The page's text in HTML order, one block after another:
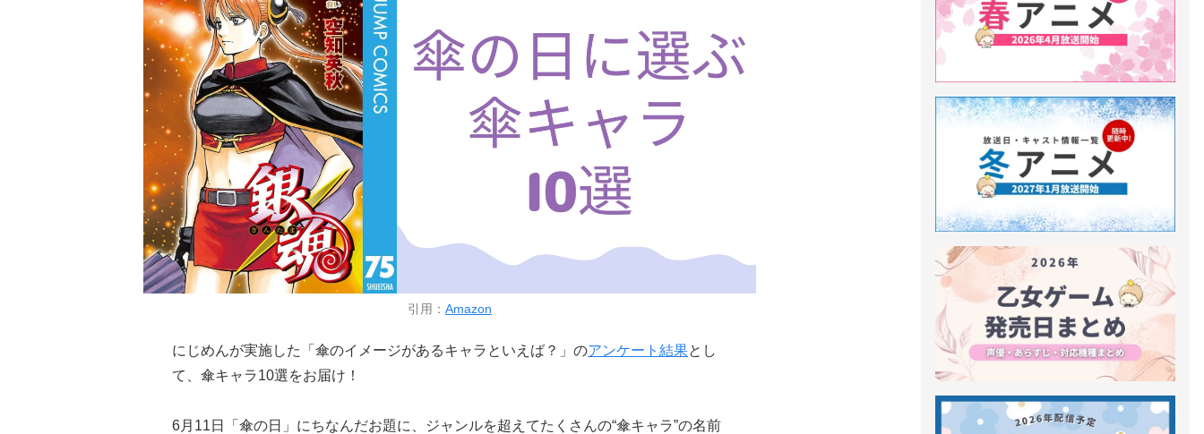
引用： Amazon
にじめんが実施した「傘のイメージがあるキャラといえば？」のアンケート結果とし
て、傘キャラ10選をお届け！
6月11日「傘の日」にちなんだお題に、ジャンルを超えてたくさんの“傘キャラ”の名前